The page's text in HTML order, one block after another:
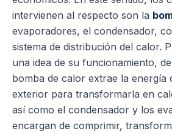
intervienen al respecto son la
evaporadores, el condensador,
sistema de distribución del calor.
una idea de su funcionamiento,
bomba de calor extrae la energía
exterior para transformarla en
así como el condensador y los
encargan de comprimir,